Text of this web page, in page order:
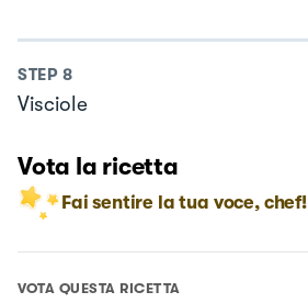
STEP 8
Visciole
Vota la ricetta
Fai sentire la tua voce, chef!
VOTA QUESTA RICETTA